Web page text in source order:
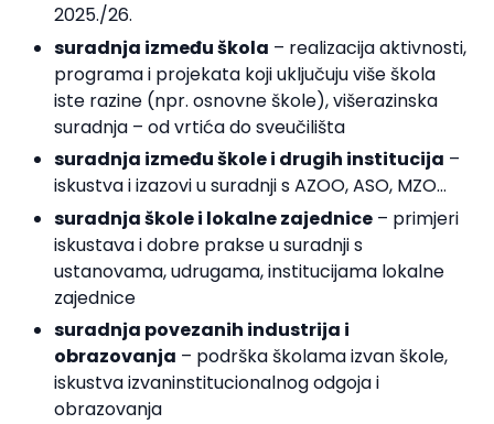
2025./26.
suradnja između škola – realizacija aktivnosti,
programa i projekata koji uključuju više škola
iste razine (npr. osnovne škole), višerazinska
suradnja – od vrtića do sveučilišta
suradnja između škole i drugih institucija –
iskustva i izazovi u suradnji s AZOO, ASO, MZO…
suradnja škole i lokalne zajednice – primjeri
iskustava i dobre prakse u suradnji s
ustanovama, udrugama, institucijama lokalne
zajednice
suradnja povezanih industrija i
obrazovanja – podrška školama izvan škole,
iskustva izvaninstitucionalnog odgoja i
obrazovanja